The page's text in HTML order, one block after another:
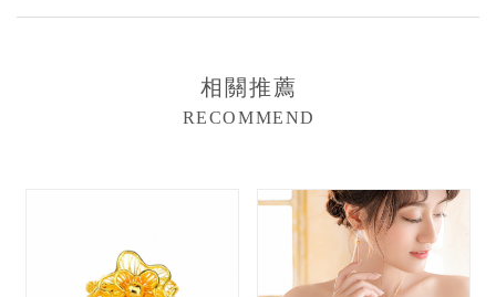
相關推薦
RECOMMEND